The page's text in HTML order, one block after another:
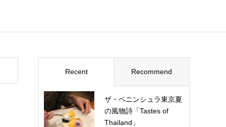
Recent Recommend
ザ・ペニンシュラ東京夏
の風物詩「Tastes of
Thailand」